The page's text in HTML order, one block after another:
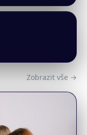
Zobrazit vše →